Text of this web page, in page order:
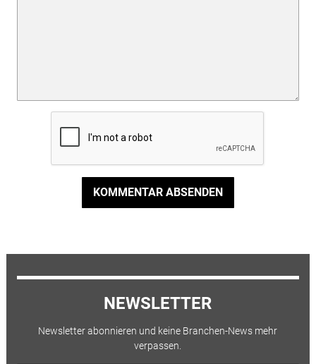
KOMMENTAR ABSENDEN
NEWSLETTER
Newsletter abonnieren und keine Branchen-News mehr
verpassen.